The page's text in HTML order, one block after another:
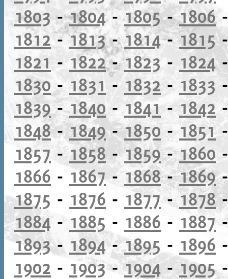
1803-1804-1805-1806
1812-1813-1814-1815
1821 - 1822-1823 - 1824
1830 -1831 - 1832 - 1833
1839-1840 - 1841- 1842
1848-1849-1850-1851
1857 -1858 -1859-1860
1866 - 1867-1868-1869
1875 - 1876 - 1877-1878
1884- 1885 - 1886 - 1887
1893- 1894-1895 - 1896
1902 - 1903-1904- 1905